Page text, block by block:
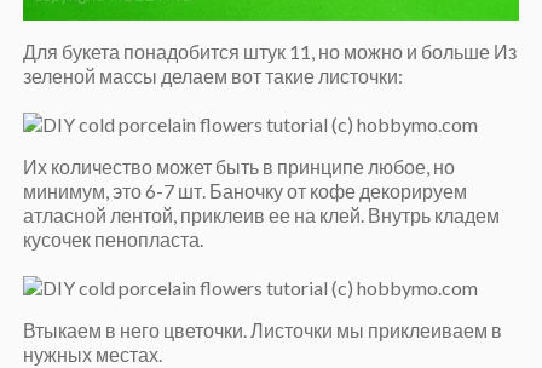
Для букета понадобится штук 11, но можно и больше Из
зеленой массы делаем вот такие листочки:
Их количество может быть в принципе любое, но
минимум, это 6-7 шт. Баночку от кофе декорируем
атласной лентой, приклеив ее на клей. Внутрь кладем
кусочек пенопласта.
Втыкаем в него цветочки. Листочки мы приклеиваем в
нужных местах.